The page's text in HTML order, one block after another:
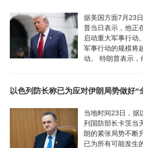
据美国方面7月23
普当日表示，他正
启动重大军事行动
军事行动的规模将
动。 特朗普表示，
以色列防长称已为应对伊朗局势做好“
当地时间23日，据
列国防部长卡茨当
朗的紧张局势不断
已为所有可能发生